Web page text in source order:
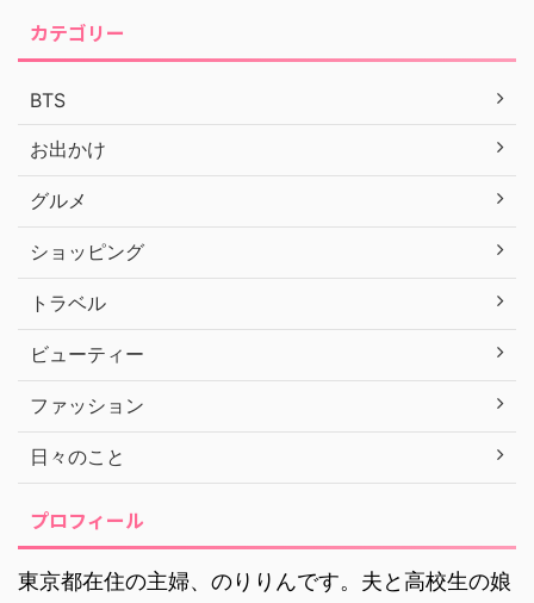
カテゴリー
BTS
お出かけ
グルメ
ショッピング
トラベル
ビューティー
ファッション
日々のこと
プロフィール
東京都在住の主婦、のりりんです。夫と高校生の娘